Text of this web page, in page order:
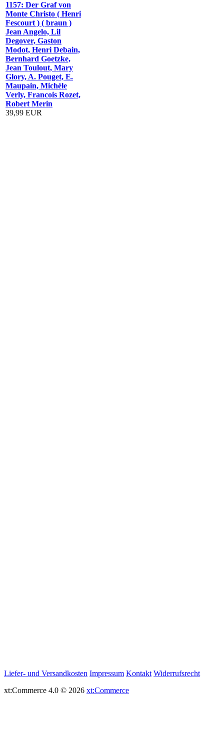
1157: Der Graf von
Monte Christo ( Henri
Fescourt ) ( braun )
Jean Angelo, Lil
Degover, Gaston
Modot, Henri Debain,
Bernhard Goetzke,
Jean Toulout, Mary
Glory, A. Pouget, E.
Maupain, Michèle
Verly, Francois Rozet,
Robert Merin
39,99 EUR
Liefer- und Versandkosten Impressum Kontakt Widerrufsrecht
xt:Commerce 4.0 © 2026 xt:Commerce